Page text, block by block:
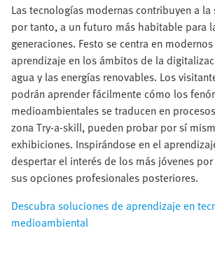
Las tecnologías modernas contribuyen a
por tanto, a un futuro más habitable para
generaciones. Festo se centra en
aprendizaje en los ámbitos de la
agua y las energías renovables. Los
podrán aprender fácilmente cómo los
medioambientales se traducen en
zona Try-a-skill, pueden probar por sí
exhibiciones. Inspirándose en el
despertar el interés de los más jóvenes
sus opciones profesionales posteriores.
Descubra soluciones de aprendizaje en
medioambiental